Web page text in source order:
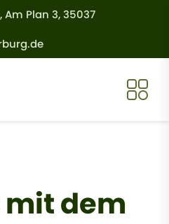
Am Plan 3, 35037
dem